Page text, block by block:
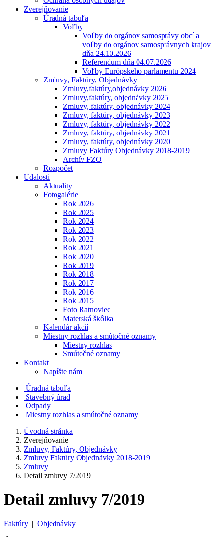
Zverejňovanie
Úradná tabuľa
Voľby
Voľby do orgánov samosprávy obcí a
voľby do orgánov samosprávnych krajov
dňa 24.10.2026
Referendum dňa 04.07.2026
Voľby Európskeho parlamentu 2024
Zmluvy, Faktúry, Objednávky
Zmluvy,faktúry,objednávky 2026
Zmluvy,faktúry, objednávky 2025
Zmluvy, faktúry, objednávky 2024
Zmluvy, faktúry, objednávky 2023
Zmluvy, faktúry, objednávky 2022
Zmluvy, faktúry, objednávky 2021
Zmluvy, faktúry, objednávky 2020
Zmluvy Faktúry Objednávky 2018-2019
Archív FZO
Rozpočet
Udalosti
Aktuality
Fotogalérie
Rok 2026
Rok 2025
Rok 2024
Rok 2023
Rok 2022
Rok 2021
Rok 2020
Rok 2019
Rok 2018
Rok 2017
Rok 2016
Rok 2015
Foto Ratnoviec
Materská škôlka
Kalendár akcií
Miestny rozhlas a smútočné oznamy
Miestny rozhlas
Smútočné oznamy
Kontakt
Napíšte nám
Úradná tabuľa
Stavebný úrad
Odpady
Miestny rozhlas a smútočné oznamy
Úvodná stránka
Zverejňovanie
Zmluvy, Faktúry, Objednávky
Zmluvy Faktúry Objednávky 2018-2019
Zmluvy
Detail zmluvy 7/2019
Detail zmluvy 7/2019
Faktúry | Objednávky